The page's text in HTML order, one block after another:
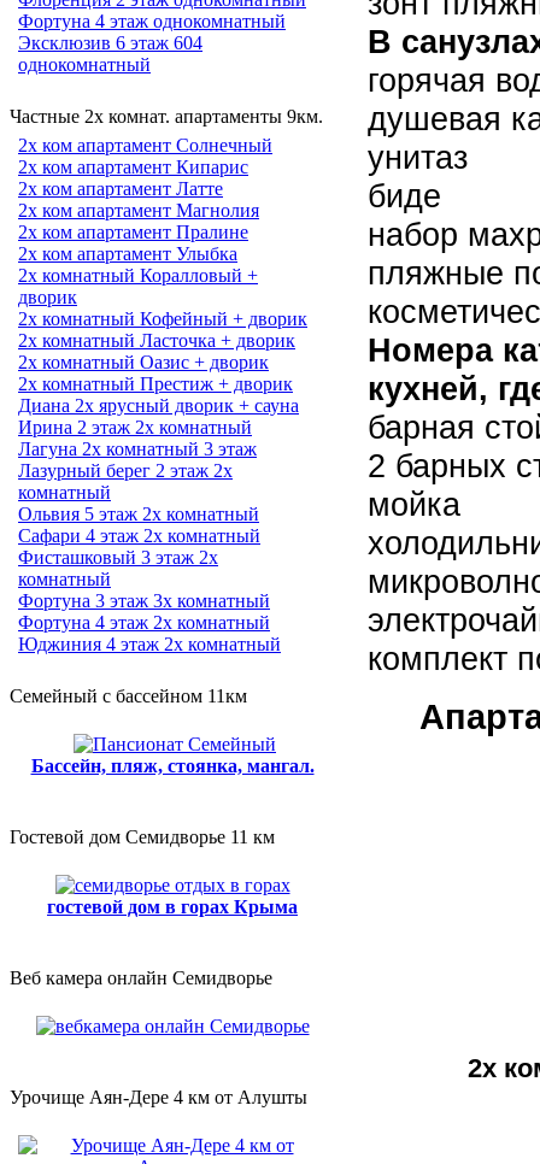
Фортуна 4 этаж однокомнатный
Эксклюзив 6 этаж 604
однокомнатный
Частные 2х комнат. апартаменты 9км.
2х ком апартамент Солнечный
2х ком апартамент Кипарис
2х ком апартамент Латте
2х ком апартамент Магнолия
2х ком апартамент Пралине
2х ком апартамент Улыбка
2х комнатный Коралловый +
дворик
2х комнатный Кофейный + дворик
2х комнатный Ласточка + дворик
2х комнатный Оазис + дворик
2х комнатный Престиж + дворик
Диана 2х ярусный дворик + сауна
Ирина 2 этаж 2х комнатный
Лагуна 2х комнатный 3 этаж
Лазурный берег 2 этаж 2х
комнатный
Ольвия 5 этаж 2х комнатный
Сафари 4 этаж 2х комнатный
Фисташковый 3 этаж 2х
комнатный
Фортуна 3 этаж 3х комнатный
Фортуна 4 этаж 2х комнатный
Юджиния 4 этаж 2х комнатный
Семейный с бассейном 11км
Бассейн, пляж, стоянка, мангал.
Гостевой дом Семидворье 11 км
гостевой дом в горах Крыма
Веб камера онлайн Семидворье
Урочище Аян-Дере 4 км от Алушты
В
горячая
душевая
унитаз
биде
набор
пляжные
Номера
кухней,
барная
2 барных
мойка
комплект
2х